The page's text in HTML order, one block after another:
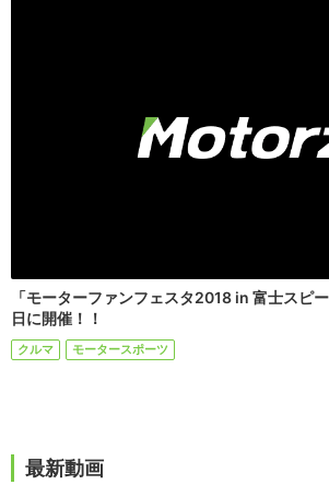
「モーターファンフェスタ2018 in 富士スピ
日に開催！！
クルマ モータースポーツ
最新動画